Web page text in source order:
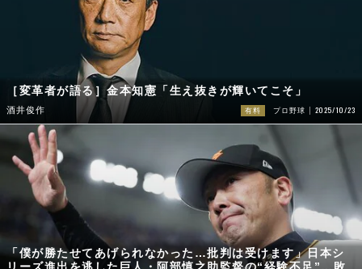
［変革者が語る］金本知憲「生え抜きが輝いてこそ」
酒井俊作 有料 プロ野球 2025/10/23
「僕が勝たせてあげられなかった…批判は受けます」日本シ